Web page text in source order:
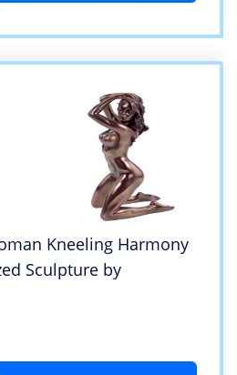
Kneeling Harmony
Sculpture by